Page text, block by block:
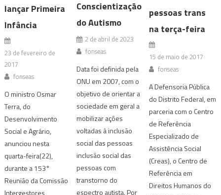
lançar Primeira
Infância
23 de fevereiro de
2017
fonseas
O ministro Osmar
Terra, do
Desenvolvimento
Social e Agrário,
anunciou nesta
quarta-feira(22),
durante a 153°
Reunião da Comissão
Conscientização
do Autismo
2 de abril de 2023
fonseas
Data foi definida pela
ONU em 2007, com o
objetivo de orientar a
sociedade em geral a
mobilizar ações
voltadas à inclusão
social das pessoas
inclusão social das
pessoas com
transtorno do
espectro autista. Por
pessoas trans
na terça-feira
15 de maio de 2017
fonseas
A Defensoria Pública
do Distrito Federal, em
parceria com o Centro
de Referência
Especializado de
Assistência Social
(Creas), o Centro de
Referência em
Direitos Humanos do